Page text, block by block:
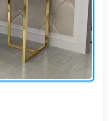
أدوات
EN
تسجيل